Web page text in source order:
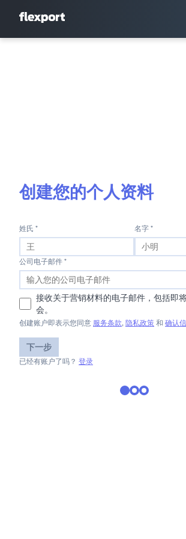
创建您的个人资料
姓氏 * 名字 *
公司电子邮件 *
接收关于营销材料的电子邮件，包括即
会。
创建账户即表示您同意 服务条款, 隐私政策 和 确认信
下一步
已经有账户了吗？ 登录